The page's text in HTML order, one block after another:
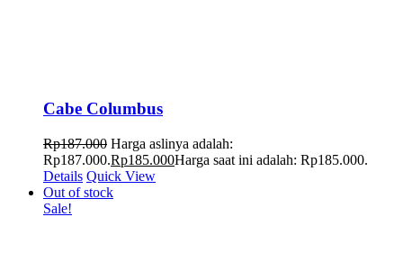
Cabe Columbus
Rp187.000 Harga aslinya adalah:
Rp187.000.Rp185.000Harga saat ini adalah: Rp185.000.
Details Quick View
Out of stock
Sale!